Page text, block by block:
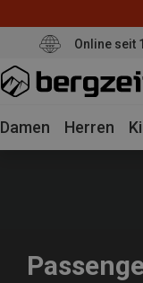
Online seit
Damen Herren